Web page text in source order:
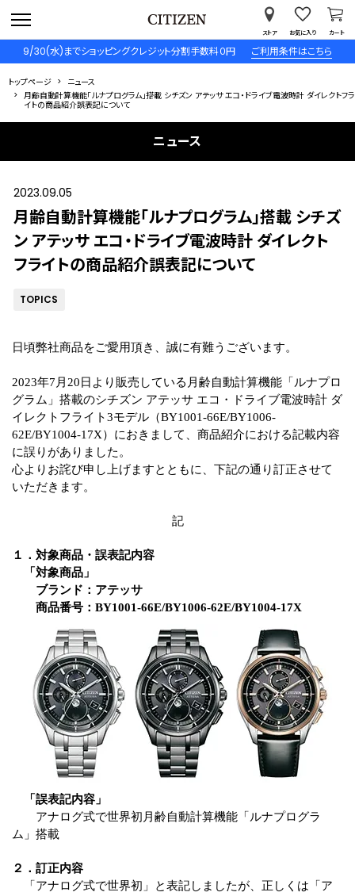
9/30(水)までショッピングクレジット分割手数料０円 ご利用条件はこちら
ストア お気に入り カート
トップページ
ニュース
月齢自動計算機能「ルナプログラム」搭載 シチズン アテッサ エコ・ドライブ電波時計 ダイレクトフラ
イトの商品紹介誤表記について
ニュース
2023.09.05
月齢自動計算機能「ルナプログラム」搭載 シチズ
ン アテッサ エコ・ドライブ電波時計 ダイレクト
フライトの商品紹介誤表記について
TOPICS
日頃弊社商品をご愛用頂き、誠に有難うございます。
2023年7月20日より販売している月齢自動計算機能「ルナプロ
グラム」搭載のシチズン アテッサ エコ・ドライブ電波時計 ダ
イレクトフライト3モデル（BY1001-66E/BY1006-
62E/BY1004-17X）におきまして、商品紹介における記載内容
に誤りがありました。
心よりお詫び申し上げますとともに、下記の通り訂正させて
いただきます。
記
１．対象商品・誤表記内容
「対象商品」
ブランド：アテッサ
商品番号：BY1001-66E/BY1006-62E/BY1004-17X
「誤表記内容」
アナログ式で世界初月齢自動計算機能「ルナプログラ
ム」搭載
２．訂正内容
「アナログ式で世界初」と表記しましたが、正しくは「ア